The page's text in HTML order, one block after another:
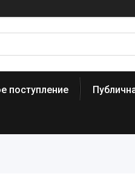
поступление